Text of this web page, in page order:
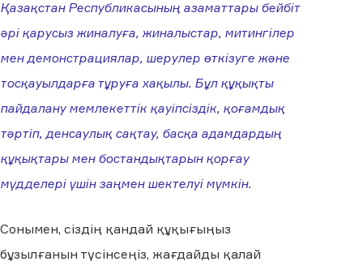
Қазақстан Республикасының азаматтары бейбіт
әрі қарусыз жиналуға, жиналыстар, митингілер
мен демонстрациялар, шерулер өткізуге және
тосқауылдарға тұруға хақылы. Бұл құқықты
пайдалану мемлекеттік қауіпсіздік, қоғамдық
тәртіп, денсаулық сақтау, басқа адамдардың
құқықтары мен бостандықтарын қорғау
мүдделері үшін заңмен шектелуі мүмкін.
Сонымен, сіздің қандай құқығыңыз
бұзылғанын түсінсеңіз, жағдайды қалай